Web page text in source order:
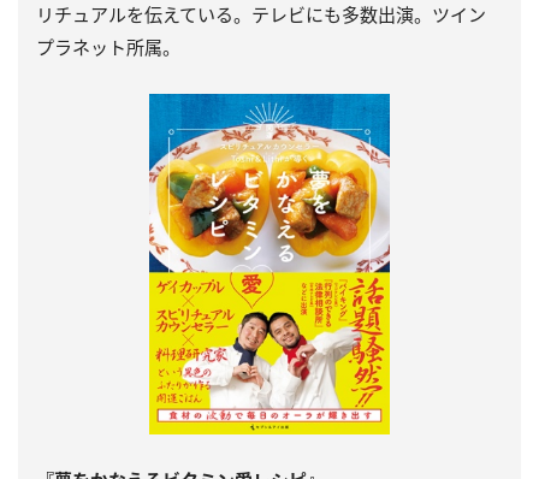
リチュアルを伝えている。テレビにも多数出演。ツイン
プラネット所属。